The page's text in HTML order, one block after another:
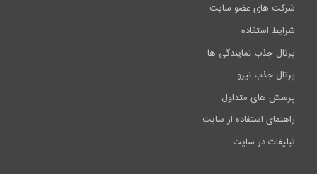
شرکت های عضو سایت
شرایط استفاده
پرتال جذب نمایندگی ها
پرتال جذب نیرو
پرسش های متداول
راهنمای استفاده از سایت
تبلیغات در سایت